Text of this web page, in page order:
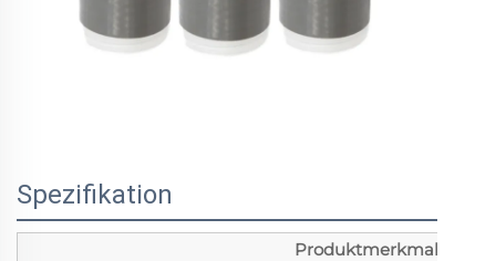
Spezifikation
Produktmerkmale